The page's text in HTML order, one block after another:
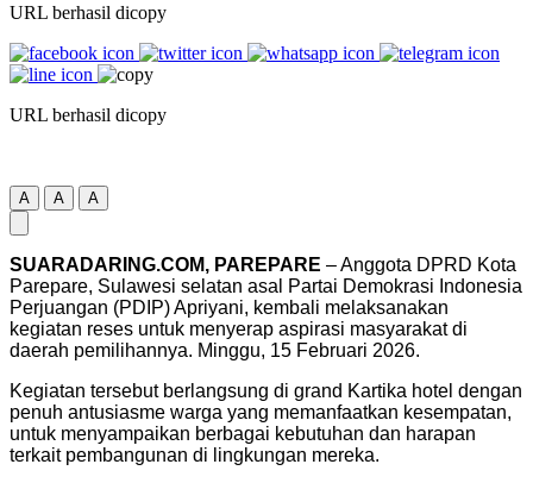
URL berhasil dicopy
URL berhasil dicopy
A A A
SUARADARING.COM, PAREPARE – Anggota DPRD Kota
Parepare, Sulawesi selatan asal Partai Demokrasi Indonesia
Perjuangan (PDIP) Apriyani, kembali melaksanakan
kegiatan reses untuk menyerap aspirasi masyarakat di
daerah pemilihannya. Minggu, 15 Februari 2026.
Kegiatan tersebut berlangsung di grand Kartika hotel dengan
penuh antusiasme warga yang memanfaatkan kesempatan,
untuk menyampaikan berbagai kebutuhan dan harapan
terkait pembangunan di lingkungan mereka.